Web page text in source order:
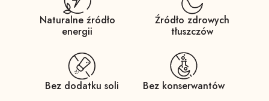
Naturalne źródło
energii
Źródło zdrowych
tłuszczów
Bez dodatku soli Bez konserwantów